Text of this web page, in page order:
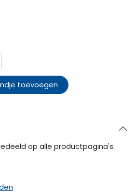
toevoegen
op alle productpagina's.